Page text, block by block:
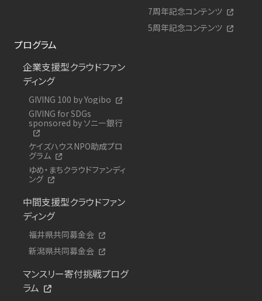
7周年記念コンテンツ
5周年記念コンテンツ
プログラム
企業支援型クラウドファン
ディング
GIVING 100 by Yogibo
GIVING for SDGs
sponsored by ソニー銀行
ケイズハウスNPO助成プロ
グラム
ゆめ・まちクラウドファンディ
ング
中間支援型クラウドファン
ディング
福井県共同募金会
新潟県共同募金会
マンスリー寄付挑戦プログ
ラム